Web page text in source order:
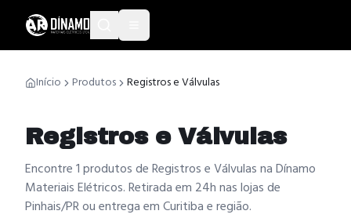
Início Produtos Registros e Válvulas
Registros e Válvulas
Encontre 1 produtos de Registros e Válvulas na Dínamo
Materiais Elétricos. Retirada em 24h nas lojas de
Pinhais/PR ou entrega em Curitiba e região.